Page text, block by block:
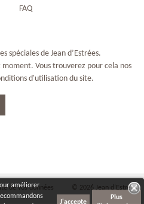
améliorer
Plus
FAQ
spéciales de Jean d’Estrées.
Vous trouverez pour cela nos
d'utilisation du site.
de vos données © 2026 Jean d‘Estrées